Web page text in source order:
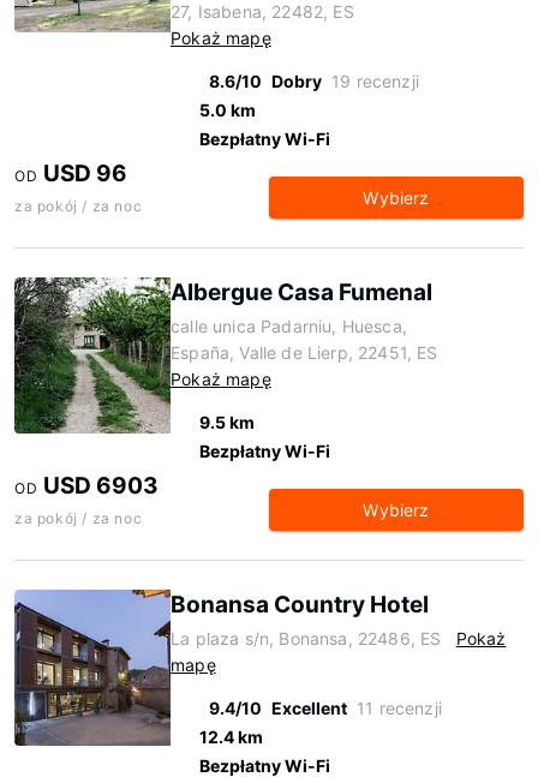
27, Isabena, 22482, ES
Pokaż mapę
8.6/10 Dobry 19 recenzji
5.0 km
Bezpłatny Wi-Fi
OD USD 96
za pokój / za noc Wybierz
Albergue Casa Fumenal
calle unica Padarniu, Huesca,
España, Valle de Lierp, 22451, ES
Pokaż mapę
9.5 km
Bezpłatny Wi-Fi
OD USD 6903
za pokój / za noc Wybierz
Bonansa Country Hotel
La plaza s/n, Bonansa, 22486, ES
Pokaż
mapę
9.4/10 Excellent 11 recenzji
12.4 km
Bezpłatny Wi-Fi